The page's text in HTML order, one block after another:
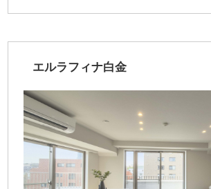
エルラフィナ白金